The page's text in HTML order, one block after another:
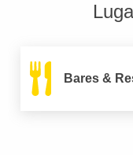
Bares &